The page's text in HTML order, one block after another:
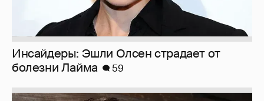
Инсайдеры: Эшли Олсен страдает от
болезни Лайма
59